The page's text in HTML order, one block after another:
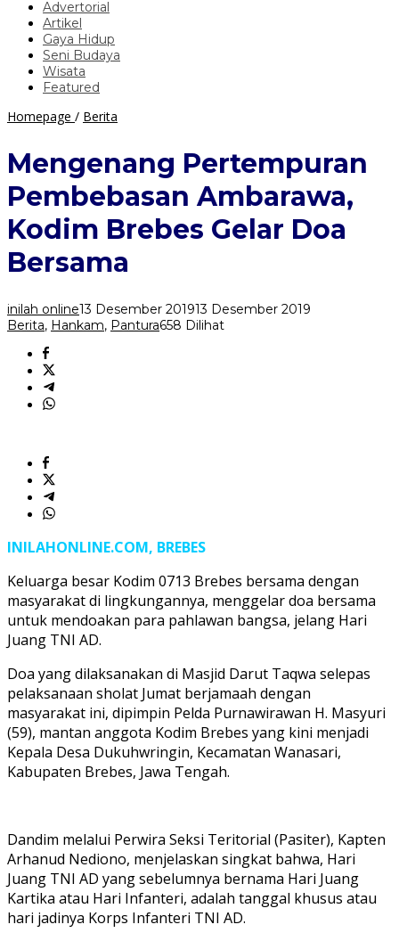
Advertorial
Artikel
Gaya Hidup
Seni Budaya
Wisata
Featured
Homepage / Berita
Pembebasan
Ambarawa,
Brebes
Gelar
Doa
Mengenang Pertempuran
Pembebasan Ambarawa,
Kodim Brebes Gelar Doa
Bersama
inilah online13 Desember 201913 Desember 2019
Berita, Hankam, Pantura658 Dilihat
INILAHONLINE.COM, BREBES
Keluarga besar Kodim 0713 Brebes bersama dengan
masyarakat di lingkungannya, menggelar doa bersama
untuk mendoakan para pahlawan bangsa, jelang Hari
Juang TNI AD.
Doa yang dilaksanakan di Masjid Darut Taqwa selepas
pelaksanaan sholat Jumat berjamaah dengan
masyarakat ini, dipimpin Pelda Purnawirawan H. Masyuri
(59), mantan anggota Kodim Brebes yang kini menjadi
Kepala Desa Dukuhwringin, Kecamatan Wanasari,
Kabupaten Brebes, Jawa Tengah.
Dandim melalui Perwira Seksi Teritorial (Pasiter), Kapten
Arhanud Nediono, menjelaskan singkat bahwa, Hari
Juang TNI AD yang sebelumnya bernama Hari Juang
Kartika atau Hari Infanteri, adalah tanggal khusus atau
hari jadinya Korps Infanteri TNI AD.